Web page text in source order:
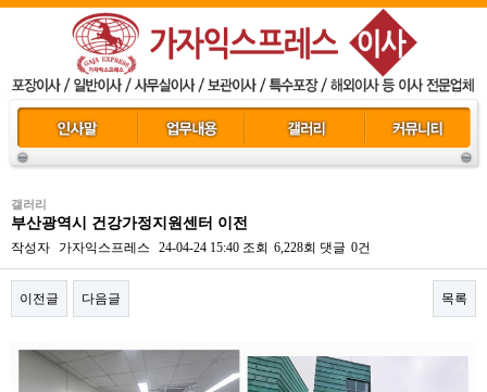
갤러리
부산광역시 건강가정지원센터 이전
작성자 가자익스프레스 24-04-24 15:40 조회 6,228회 댓글 0건
이전글 다음글 목록
본문